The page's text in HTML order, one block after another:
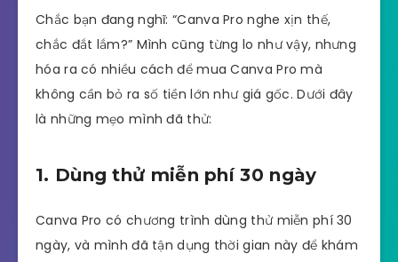
Chắc bạn đang nghĩ: “Canva Pro nghe xịn thế,
chắc đắt lắm?” Mình cũng từng lo như vậy, nhưng
hóa ra có nhiều cách để mua Canva Pro mà
không cần bỏ ra số tiền lớn như giá gốc. Dưới đây
là những mẹo mình đã thử:
1. Dùng thử miễn phí 30 ngày
Canva Pro có chương trình dùng thử miễn phí 30
ngày, và mình đã tận dụng thời gian này để khám